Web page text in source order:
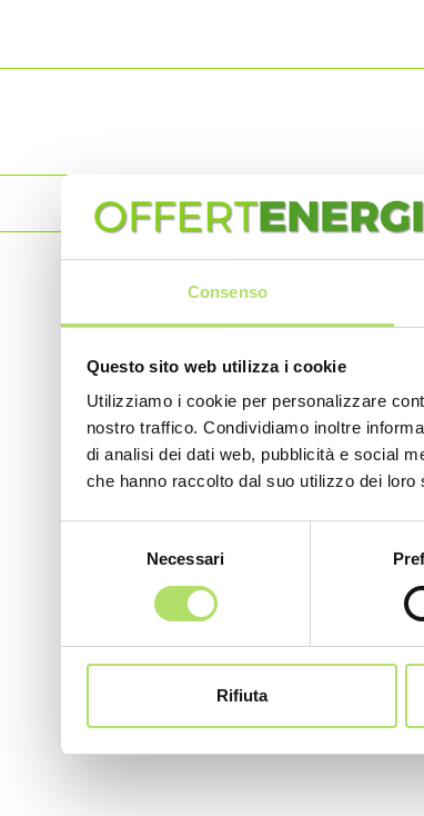
Consenso
Questo sito web utilizza i cookie
Utilizziamo i cookie per personalizzare
nostro traffico. Condividiamo inoltre
di analisi dei dati web, pubblicità e social
che hanno raccolto dal suo utilizzo dei loro
Necessari
Rifiuta